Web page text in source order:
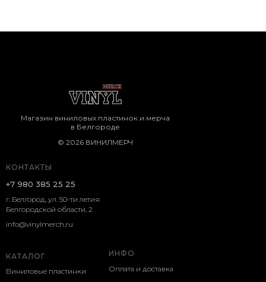
КОНТАКТЫ
г. Белгород, ул. 50-ти летия
Белгородской области, 2
КАТАЛОГ
Виниловые пластинки
ИНФО
Оплата и доставка
+7 980 385 25 25
Магазин виниловых пластинок и мерча
в Белгороде
© 2026 ВИНИЛМЕРЧ
info@vinylmerch.ru